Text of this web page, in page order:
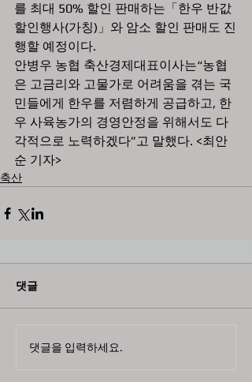
를 최대 50% 할인 판매하는「한우 반값
할인행사(가칭)」와 암소 할인 판매도 진
행할 예정이다.
안병우 농협 축산경제대표이사는“농협
은 고금리와 고물가로 어려움을 겪는 국
민들에게 한우를 저렴하게 공급하고, 한
우 사육농가의 경영안정을 위해서도 다
각적으로 노력하겠다”고 말했다. <최안
순 기자>
축산
댓글
댓글을 입력하세요.